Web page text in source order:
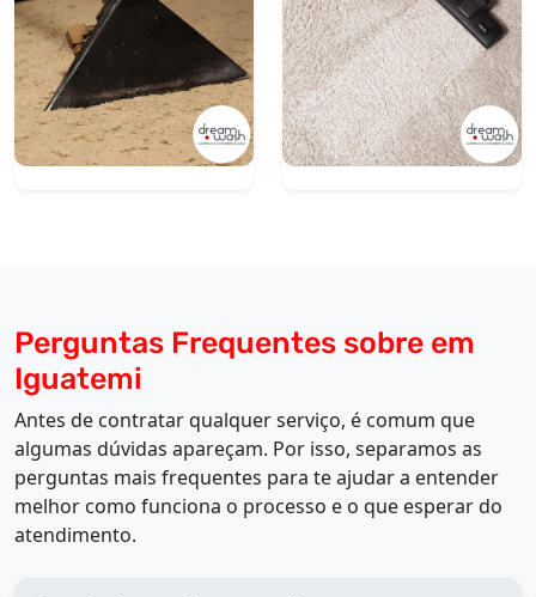
Perguntas Frequentes sobre em
Iguatemi
Antes de contratar qualquer serviço, é comum que
algumas dúvidas apareçam. Por isso, separamos as
perguntas mais frequentes para te ajudar a entender
melhor como funciona o processo e o que esperar do
atendimento.